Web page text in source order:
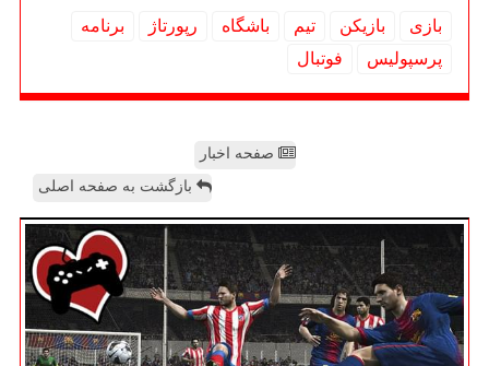
بازی بازیكن تیم باشگاه رپورتاژ
برنامه
پرسپولیس
فوتبال
صفحه اخبار
بازگشت به صفحه اصلی